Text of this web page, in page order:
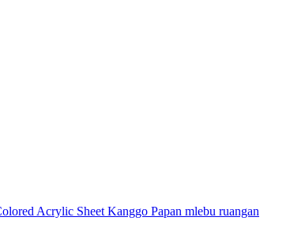
Acrylic Sheet Kanggo Papan mlebu ruangan